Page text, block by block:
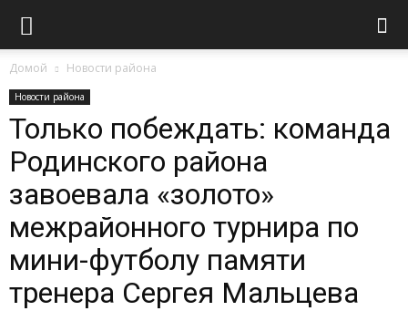
Домой Новости района
Новости района
Только побеждать: команда
Родинского района
завоевала «золото»
межрайонного турнира по
мини-футболу памяти
тренера Сергея Мальцева